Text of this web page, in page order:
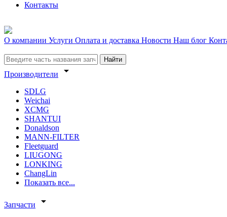
Контакты
О компании Услуги Оплата и доставка Новости Наш блог
Найти
Производители arrow_drop_down
SDLG
Weichai
XCMG
SHANTUI
Donaldson
MANN-FILTER
Fleetguard
LIUGONG
LONKING
ChangLin
Показать все...
Запчасти arrow_drop_down